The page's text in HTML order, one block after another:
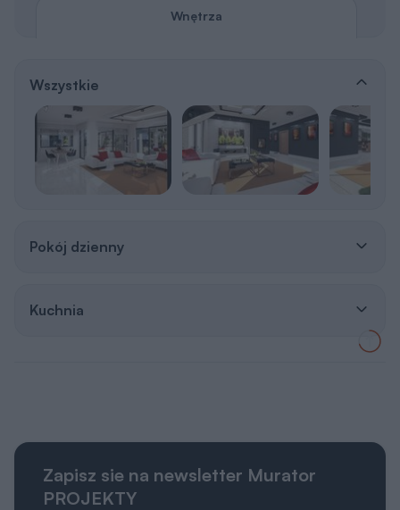
Wnętrza
Wszystkie
Pokój dzienny
Kuchnia
Zapisz sie na newsletter Murator
PROJEKTY